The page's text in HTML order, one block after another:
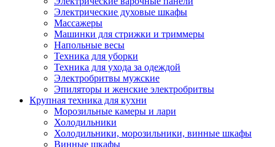
Электрические духовые шкафы
Массажеры
Машинки для стрижки и триммеры
Напольные весы
Техника для уборки
Техника для ухода за одеждой
Электробритвы мужские
Эпиляторы и женские электробритвы
Крупная техника для кухни
Морозильные камеры и лари
Холодильники
Холодильники, морозильники, винные шкафы
Винные шкафы